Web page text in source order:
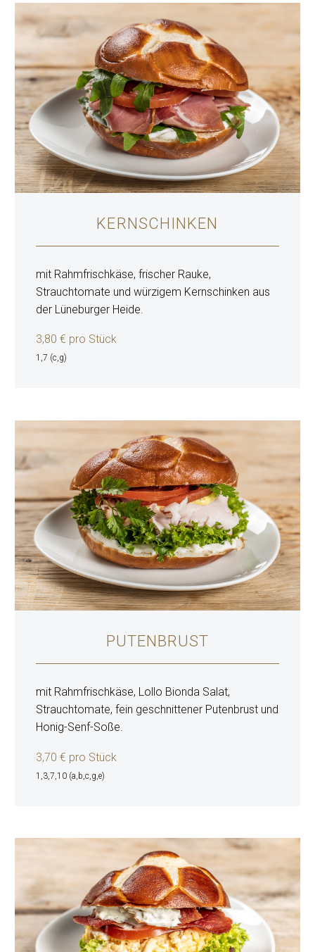
KERNSCHINKEN
mit Rahmfrischkäse, frischer Rauke,
Strauchtomate und würzigem Kernschinken aus
der Lüneburger Heide.
3,80 € pro Stück
1,7 (c,g)
PUTENBRUST
mit Rahmfrischkäse, Lollo Bionda Salat,
Strauchtomate, fein geschnittener Putenbrust und
Honig-Senf-Soße.
3,70 € pro Stück
1,3,7,10 (a,b,c,g,e)